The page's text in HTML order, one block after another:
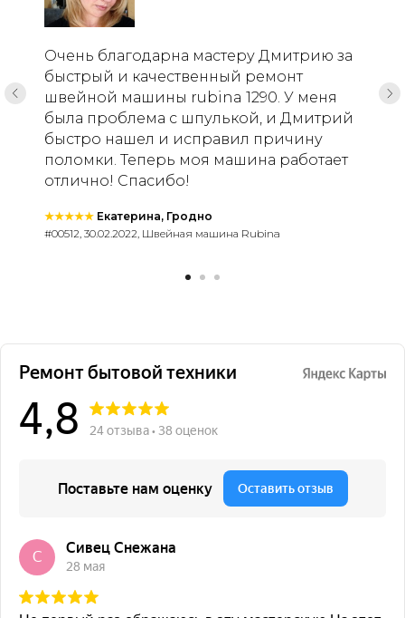
Очень благодарна мастеру Дмитрию за
быстрый и качественный ремонт
швейной машины rubina 1290. У меня
была проблема с шпулькой, и Дмитрий
быстро нашел и исправил причину
поломки. Теперь моя машина работает
отлично! Спасибо!
★★★★★ Екатерина, Гродно
#00512, 30.02.2022, Швейная машина Rubina